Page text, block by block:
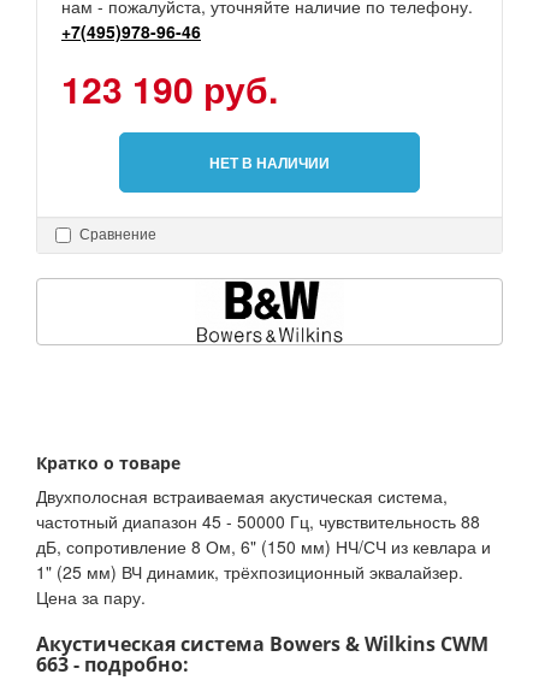
нам - пожалуйста, уточняйте наличие по телефону.
+7(495)978-96-46
123 190 руб.
НЕТ В НАЛИЧИИ
Сравнение
Кратко о товаре
Двухполосная встраиваемая акустическая система,
частотный диапазон 45 - 50000 Гц, чувствительность 88
дБ, сопротивление 8 Ом, 6" (150 мм) НЧ/СЧ из кевлара и
1" (25 мм) ВЧ динамик, трёхпозиционный эквалайзер.
Цена за пару.
Акустическая система Bowers & Wilkins CWM
663 - подробно: